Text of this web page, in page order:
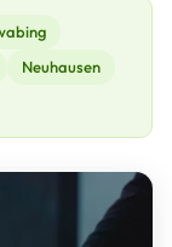
Neuhausen